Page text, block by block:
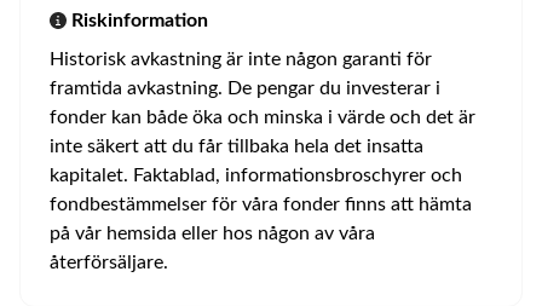
Riskinformation
Historisk avkastning är inte någon garanti för
framtida avkastning. De pengar du investerar i
fonder kan både öka och minska i värde och det är
inte säkert att du får tillbaka hela det insatta
kapitalet. Faktablad, informationsbroschyrer och
fondbestämmelser för våra fonder finns att hämta
på vår hemsida eller hos någon av våra
återförsäljare.